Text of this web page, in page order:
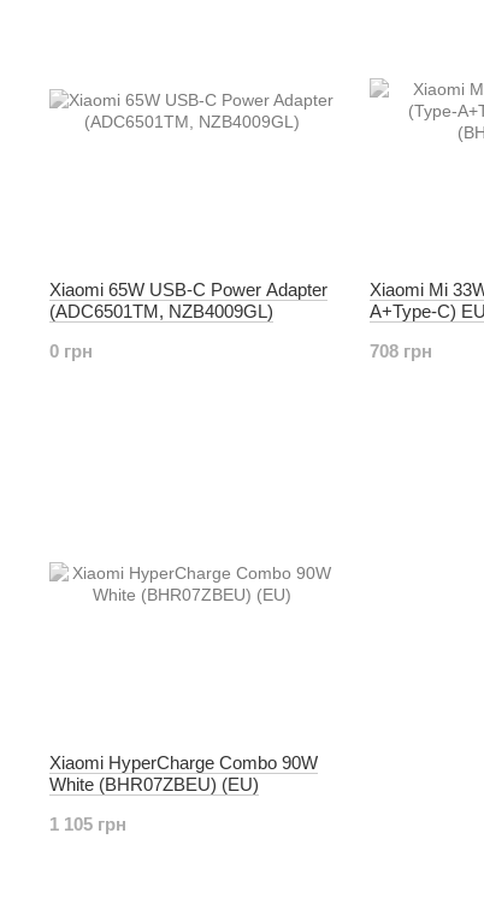
Xiaomi 65W USB-C Power Adapter
(ADC6501TM, NZB4009GL)
0 грн
Xiaomi Mi
A+Type-C)
708 грн
Xiaomi HyperCharge Combo 90W
White (BHR07ZBEU) (EU)
1 105 грн